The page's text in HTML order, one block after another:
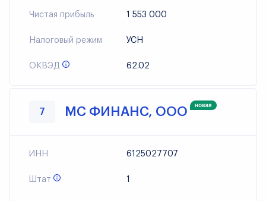
Чистая прибыль 1 553 000
Налоговый режим УСН
ОКВЭД 62.02
7 МС ФИНАНС, ООО
ИНН 6125027707
Штат 1